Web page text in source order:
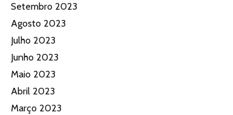
Setembro 2023
Agosto 2023
Julho 2023
Junho 2023
Maio 2023
Abril 2023
Março 2023